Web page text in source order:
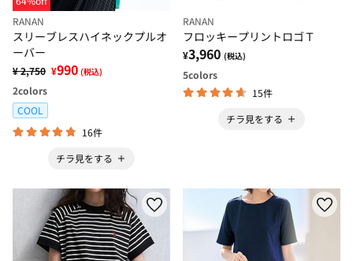
RANAN
スリーブレスハイネックプルオ
ーバー
¥ 2,750 ¥990 (税込)
2colors
COOL
16件
チラ見をする
RANAN
フロッキープリントロゴＴ
¥3,960 (税込)
5colors
15件
チラ見をする